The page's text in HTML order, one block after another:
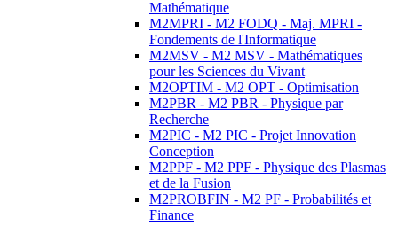
Mathématique
M2MPRI - M2 FODQ - Maj. MPRI -
Fondements de l'Informatique
M2MSV - M2 MSV - Mathématiques
pour les Sciences du Vivant
M2OPTIM - M2 OPT - Optimisation
M2PBR - M2 PBR - Physique par
Recherche
M2PIC - M2 PIC - Projet Innovation
Conception
M2PPF - M2 PPF - Physique des Plasmas
et de la Fusion
M2PROBFIN - M2 PF - Probabilités et
Finance